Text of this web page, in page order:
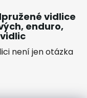
vidlice
enduro,
není jen otázka